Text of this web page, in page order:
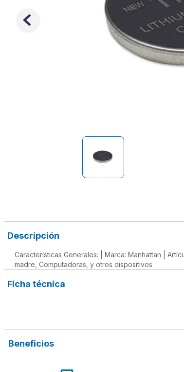
Descripción
Características Generales: | Marca: Manhattan |
madre, Computadoras, y otros dispositivos
Ficha técnica
Beneficios